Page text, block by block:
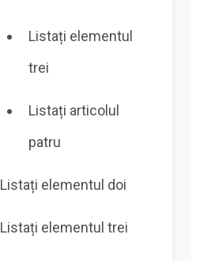
Listați elementul
trei
Listați articolul
patru
Listați elementul doi
Listați elementul trei